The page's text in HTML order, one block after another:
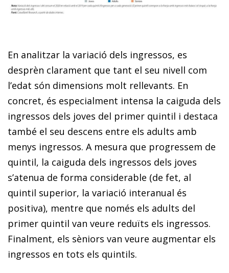
En analitzar la variació dels ingressos, es
desprèn clarament que tant el seu nivell com
l’edat són dimensions molt rellevants. En
concret, és especialment intensa la caiguda dels
ingressos dels joves del primer quintil i destaca
també el seu descens entre els adults amb
menys ingressos. A mesura que progressem de
quintil, la caiguda dels ingressos dels joves
s’atenua de forma considerable (de fet, al
quintil superior, la variació interanual és
positiva), mentre que només els adults del
primer quintil van veure reduïts els ingressos.
Finalment, els sèniors van veure augmentar els
ingressos en tots els quintils.